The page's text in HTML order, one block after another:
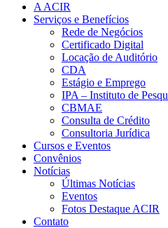
A ACIR
Serviços e Benefícios
Rede de Negócios
Certificado Digital
Locação de Auditório
CDA
Estágio e Emprego
IPA – Instituto de
CBMAE
Consulta de Crédito
Consultoria Jurídica
Cursos e Eventos
Convênios
Notícias
Últimas Notícias
Eventos
Fotos Destaque ACIR
Contato